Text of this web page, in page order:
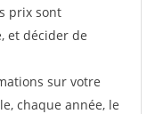
prix sont
et décider de
sur votre
chaque année, le